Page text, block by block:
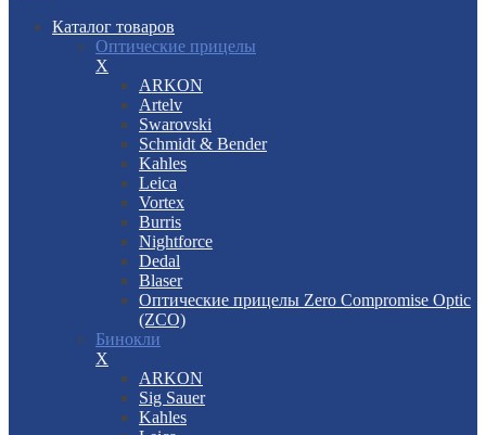
Каталог товаров
Оптические прицелы
X
ARKON
Artelv
Swarovski
Schmidt & Bender
Kahles
Leica
Vortex
Burris
Nightforce
Dedal
Blaser
Оптические прицелы Zero Compromise Optic
(ZCO)
Бинокли
X
ARKON
Sig Sauer
Kahles